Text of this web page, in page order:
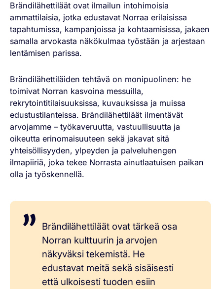
Brändilähettiläät ovat ilmailun intohimoisia
ammattilaisia, jotka edustavat Norraa erilaisissa
tapahtumissa, kampanjoissa ja kohtaamisissa, jakaen
samalla arvokasta näkökulmaa työstään ja arjestaan
lentämisen parissa.
Brändilähettiläiden tehtävä on monipuolinen: he
toimivat Norran kasvoina messuilla,
rekrytointitilaisuuksissa, kuvauksissa ja muissa
edustustilanteissa. Brändilähettiläät ilmentävät
arvojamme – työkaveruutta, vastuullisuutta ja
oikeutta erinomaisuuteen sekä jakavat sitä
yhteisöllisyyden, ylpeyden ja palveluhengen
ilmapiiriä, joka tekee Norrasta ainutlaatuisen paikan
olla ja työskennellä.
Brändilähettiläät ovat tärkeä osa
Norran kulttuurin ja arvojen
näkyväksi tekemistä. He
edustavat meitä sekä sisäisesti
että ulkoisesti tuoden esiin